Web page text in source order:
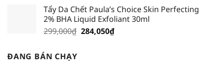
là:
219,000₫.
tại
là:
208,050₫.
Tẩy Da Chết Paula’s Choice Skin Perfecting
2% BHA Liquid Exfoliant 30ml
299,000₫ Giá
284,050₫Giá
ĐANG BÁN CHẠY